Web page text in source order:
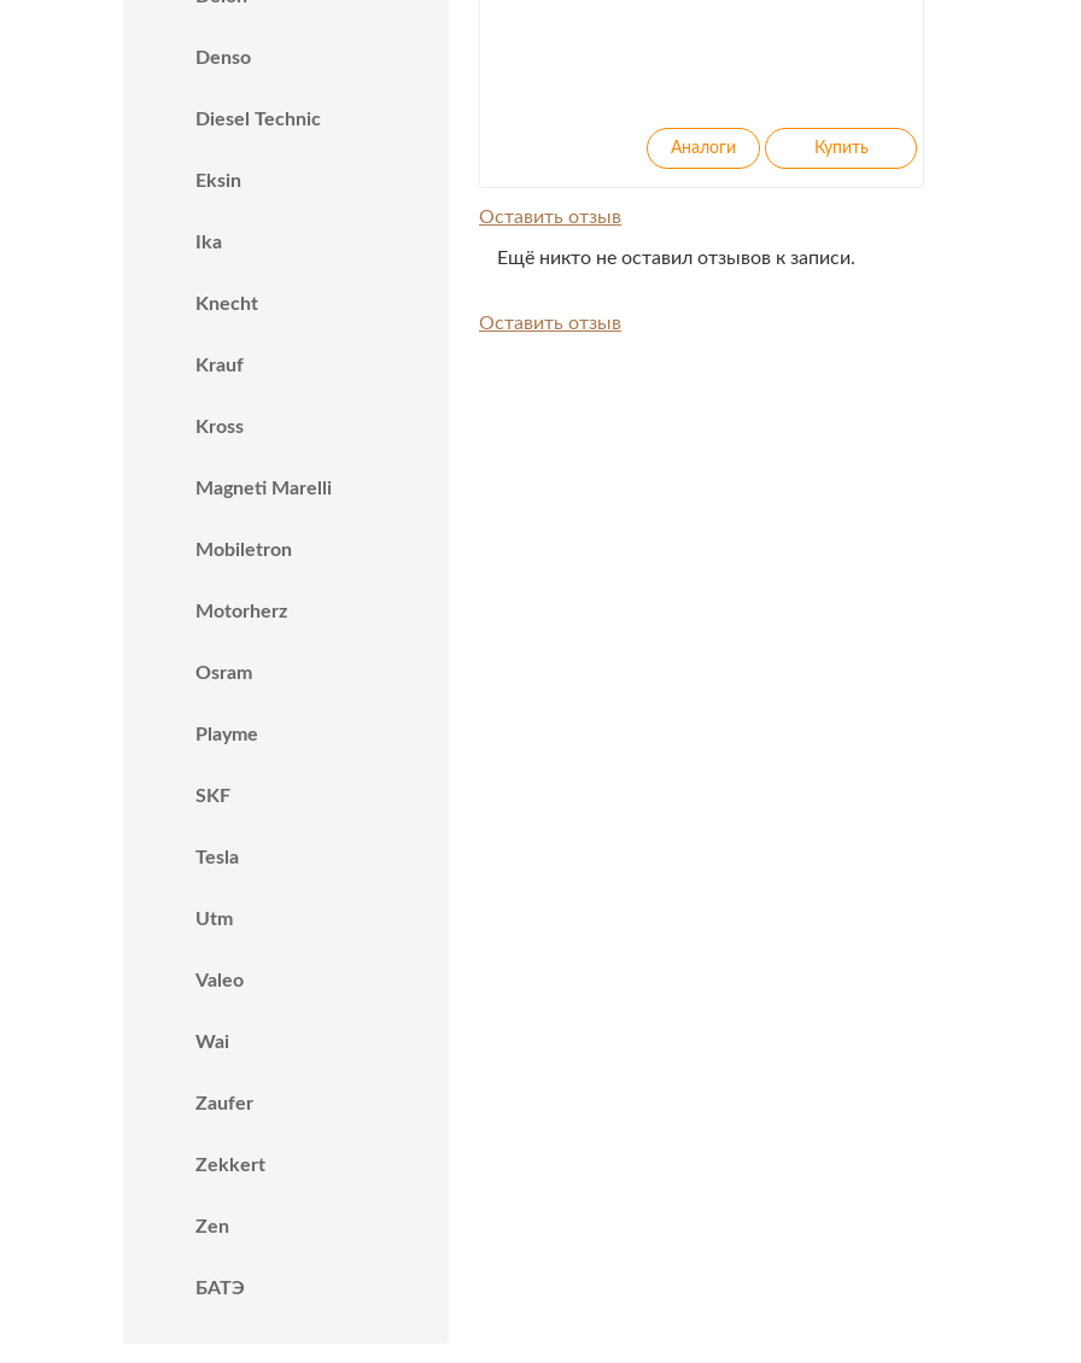
Denso
Diesel Technic
Eksin
Ika
Knecht
Krauf
Kross
Magneti Marelli
Mobiletron
Motorherz
Osram
Playme
SKF
Tesla
Utm
Valeo
Wai
Zaufer
Zekkert
Zen
БАТЭ
Оставить отзыв
Ещё никто не оставил отзывов к записи.
Оставить отзыв